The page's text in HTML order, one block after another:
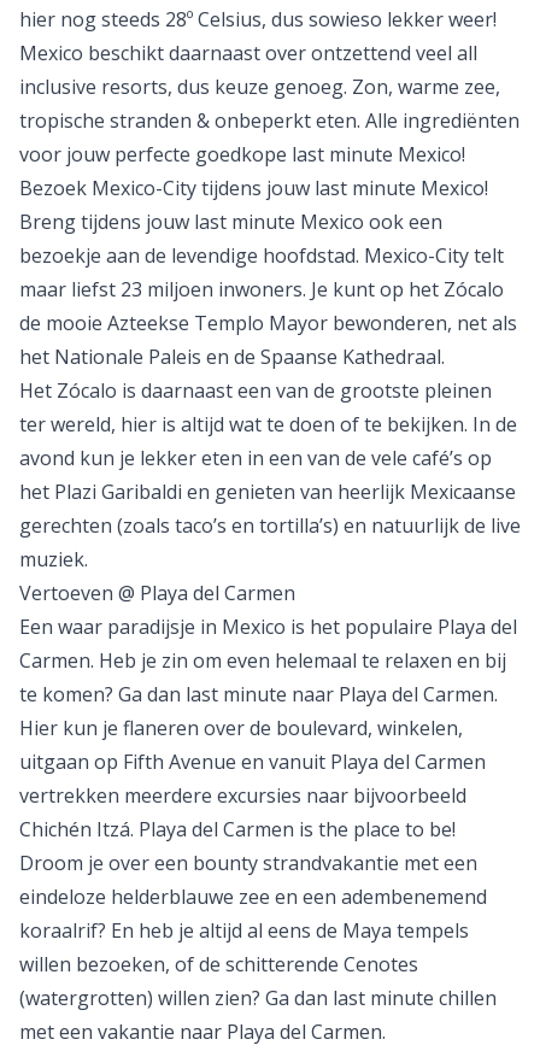
hier nog steeds 28º Celsius, dus sowieso lekker weer!
Mexico beschikt daarnaast over ontzettend veel all
inclusive resorts, dus keuze genoeg. Zon, warme zee,
tropische stranden & onbeperkt eten. Alle ingrediënten
voor jouw perfecte goedkope last minute Mexico!
Bezoek Mexico-City tijdens jouw last minute Mexico!
Breng tijdens jouw last minute Mexico ook een
bezoekje aan de levendige hoofdstad. Mexico-City telt
maar liefst 23 miljoen inwoners. Je kunt op het Zócalo
de mooie Azteekse Templo Mayor bewonderen, net als
het Nationale Paleis en de Spaanse Kathedraal.
Het Zócalo is daarnaast een van de grootste pleinen
ter wereld, hier is altijd wat te doen of te bekijken. In de
avond kun je lekker eten in een van de vele café’s op
het Plazi Garibaldi en genieten van heerlijk Mexicaanse
gerechten (zoals taco’s en tortilla’s) en natuurlijk de live
muziek.
Vertoeven @ Playa del Carmen
Een waar paradijsje in Mexico is het populaire Playa del
Carmen. Heb je zin om even helemaal te relaxen en bij
te komen? Ga dan last minute naar Playa del Carmen.
Hier kun je flaneren over de boulevard, winkelen,
uitgaan op Fifth Avenue en vanuit Playa del Carmen
vertrekken meerdere excursies naar bijvoorbeeld
Chichén Itzá. Playa del Carmen is the place to be!
Droom je over een bounty strandvakantie met een
eindeloze helderblauwe zee en een adembenemend
koraalrif? En heb je altijd al eens de Maya tempels
willen bezoeken, of de schitterende Cenotes
(watergrotten) willen zien? Ga dan last minute chillen
met een vakantie naar Playa del Carmen.